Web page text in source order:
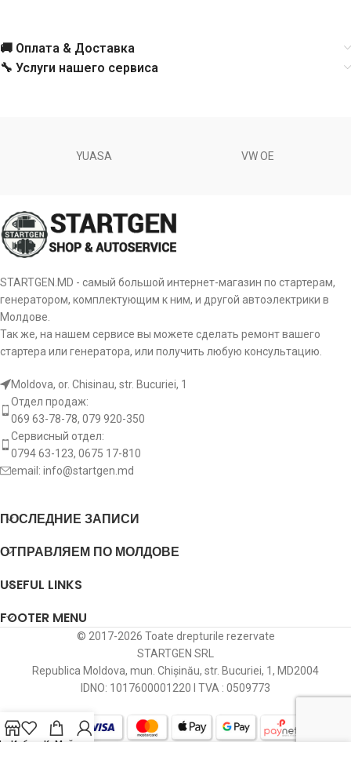
🚚 Оплата & Доставка
🔧 Услуги нашего сервиса
YUASA VW OE
STARTGEN.MD - самый большой интернет-магазин по стартерам,
генератором, комплектующим к ним, и другой автоэлектрики в
Молдове.
Так же, на нашем сервисе вы можете сделать ремонт вашего
стартера или генератора, или получить любую консультацию.
Moldova, or. Chisinau, str. Bucuriei, 1
Отдел продаж:
069 63-78-78, 079 920-350
Сервисный отдел:
0794 63-123, 0675 17-810
email: info@startgen.md
ПОСЛЕДНИЕ ЗАПИСИ
ОТПРАВЛЯЕМ ПО МОЛДОВЕ
USEFUL LINKS
FOOTER MENU
© 2017-2026 Toate drepturile rezervate
STARTGEN SRL
Republica Moldova, mun. Chișinău, str. Bucuriei, 1, MD2004
IDNO: 1017600001220 I TVA : 0509773
ИзбранноеКорзина
Мой профиль